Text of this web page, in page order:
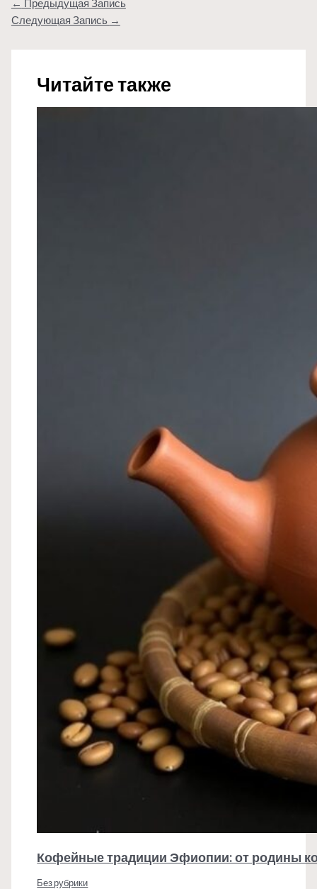
← Предыдущая Запись
Следующая Запись →
Читайте также
Кофейные традиции Эфиопии: от родины
Без рубрики